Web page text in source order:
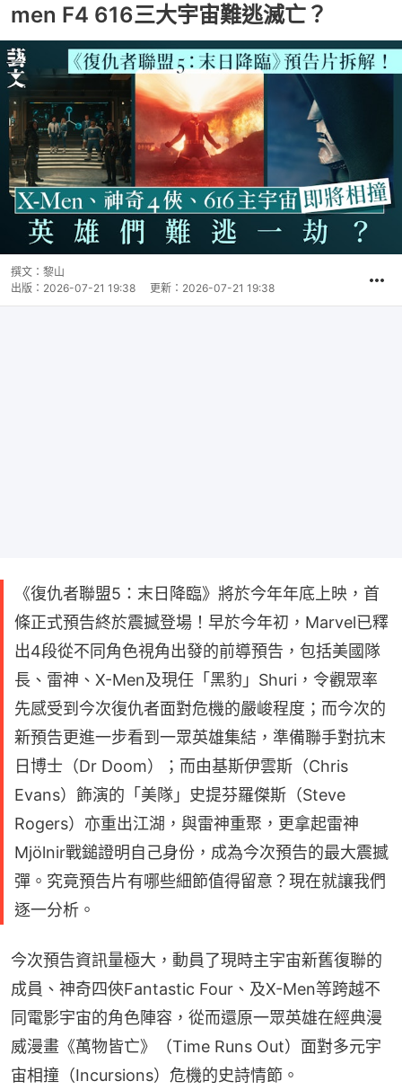
men F4 616三大宇宙難逃滅亡？
撰文： 黎山
出版： 2026-07-21 19:38 更新： 2026-07-21 19:38
《復仇者聯盟5：末日降臨》將於今年年底上映，首
條正式預告終於震撼登場！早於今年初，Marvel已釋
出4段從不同角色視角出發的前導預告，包括美國隊
長、雷神、X-Men及現任「黑豹」Shuri，令觀眾率
先感受到今次復仇者面對危機的嚴峻程度；而今次的
新預告更進一步看到一眾英雄集結，準備聯手對抗末
日博士（Dr Doom）；而由基斯伊雲斯（Chris
Evans）飾演的「美隊」史提芬羅傑斯（Steve
Rogers）亦重出江湖，與雷神重聚，更拿起雷神
Mjölnir戰鎚證明自己身份，成為今次預告的最大震撼
彈。究竟預告片有哪些細節值得留意？現在就讓我們
逐一分析。
今次預告資訊量極大，動員了現時主宇宙新舊復聯的
成員、神奇四俠Fantastic Four、及X-Men等跨越不
同電影宇宙的角色陣容，從而還原一眾英雄在經典漫
威漫畫《萬物皆亡》（Time Runs Out）面對多元宇
宙相撞（Incursions）危機的史詩情節。